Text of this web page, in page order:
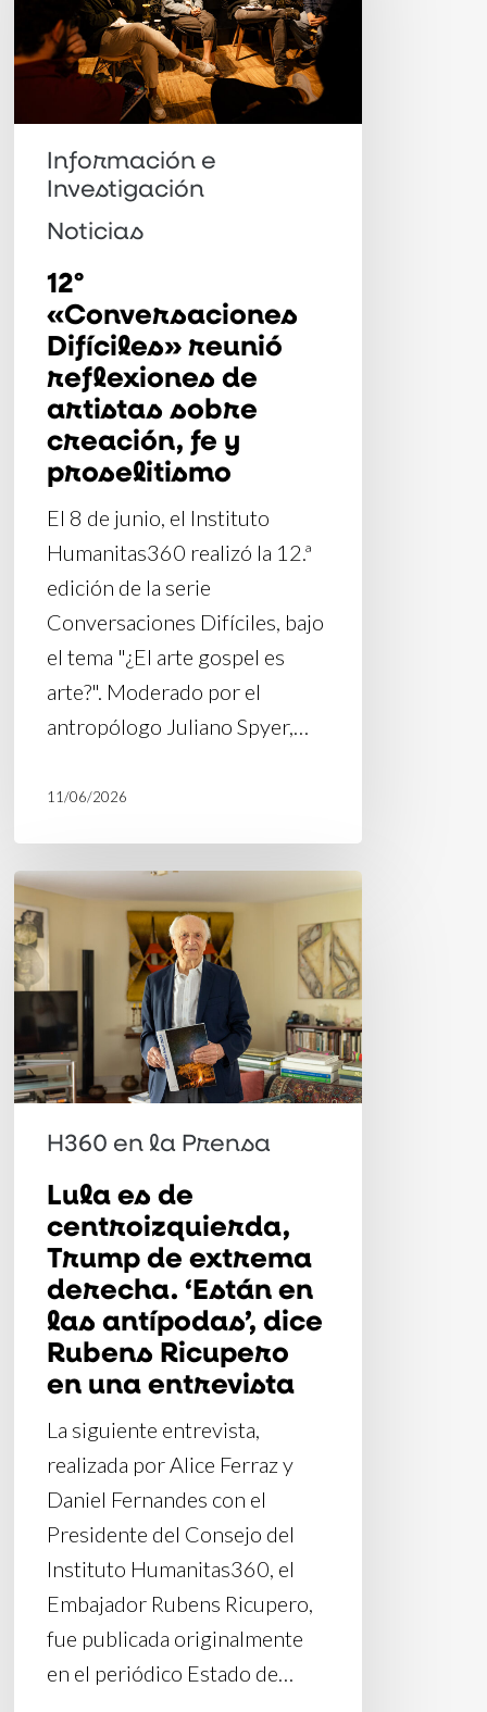
reflexiones
sobre
creación,
proselitismo
Información e
Investigación
Noticias
12º
«Conversaciones
Difíciles» reunió
reflexiones de
artistas sobre
creación, fe y
proselitismo
El 8 de junio, el Instituto
Humanitas360 realizó la 12.ª
edición de la serie
Conversaciones Difíciles, bajo
el tema "¿El arte gospel es
arte?". Moderado por el
antropólogo Juliano Spyer,…
11/06/2026
Lula
es
de
centroizquierda,
Trump
de
extrema
derecha.
antípodas’,
dice
Rubens
Ricupero
entrevista
H360 en la Prensa
Lula es de
centroizquierda,
Trump de extrema
derecha. ‘Están en
las antípodas’, dice
Rubens Ricupero
en una entrevista
La siguiente entrevista,
realizada por Alice Ferraz y
Daniel Fernandes con el
Presidente del Consejo del
Instituto Humanitas360, el
Embajador Rubens Ricupero,
fue publicada originalmente
en el periódico Estado de…